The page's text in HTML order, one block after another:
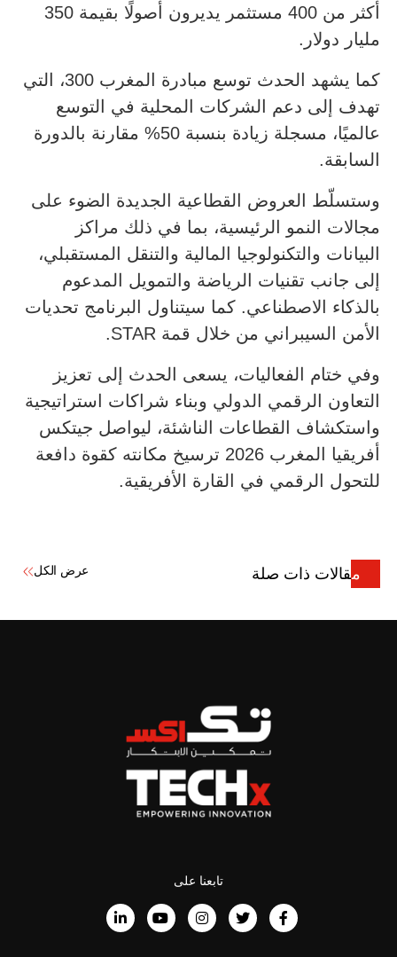
أكثر من 400 مستثمر يديرون أصولًا بقيمة 350
مليار دولار.
كما يشهد الحدث توسع مبادرة المغرب 300، التي
تهدف إلى دعم الشركات المحلية في التوسع
عالميًا، مسجلة زيادة بنسبة 50% مقارنة بالدورة
السابقة.
وستسلّط العروض القطاعية الجديدة الضوء على
مجالات النمو الرئيسية، بما في ذلك مراكز
البيانات والتكنولوجيا المالية والتنقل المستقبلي،
إلى جانب تقنيات الرياضة والتمويل المدعوم
بالذكاء الاصطناعي. كما سيتناول البرنامج تحديات
الأمن السيبراني من خلال قمة STAR.
وفي ختام الفعاليات، يسعى الحدث إلى تعزيز
التعاون الرقمي الدولي وبناء شراكات استراتيجية
واستكشاف القطاعات الناشئة، ليواصل جيتكس
أفريقيا المغرب 2026 ترسيخ مكانته كقوة دافعة
للتحول الرقمي في القارة الأفريقية.
مقالات ذات صلة عرض الكل
تابعنا على